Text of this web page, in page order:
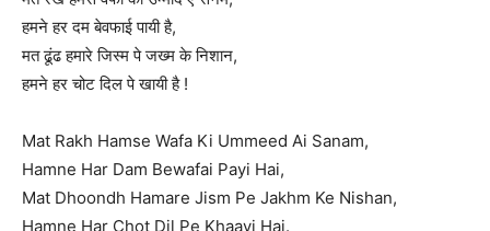
हमने हर दम बेवफाई पायी है,
मत ढूंढ हमारे जिस्म पे जख्म के निशान,
हमने हर चोट दिल पे खायी है !
Mat Rakh Hamse Wafa Ki Ummeed Ai Sanam,
Hamne Har Dam Bewafai Payi Hai,
Mat Dhoondh Hamare Jism Pe Jakhm Ke Nishan,
Hamne Har Chot Dil Pe Khaayi Hai.